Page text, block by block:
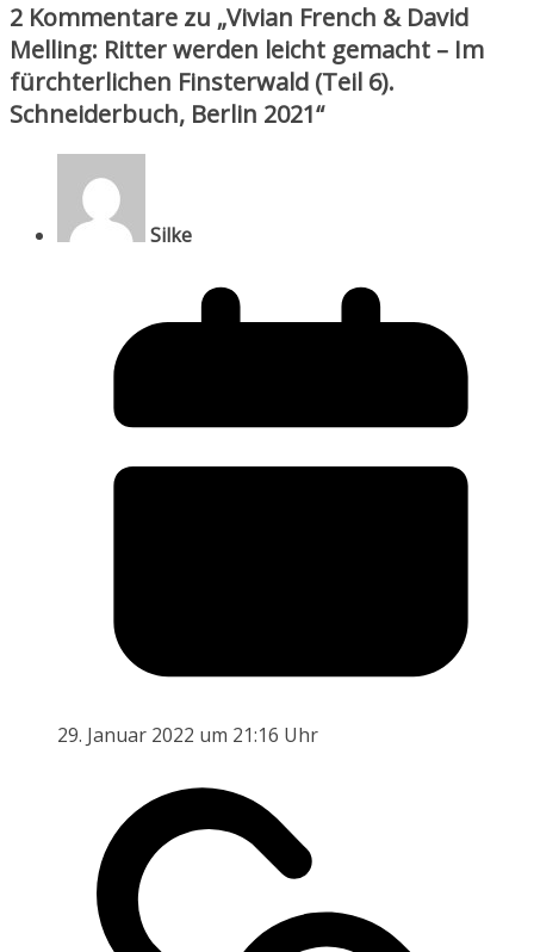
2 Kommentare zu „Vivian French & David
Melling: Ritter werden leicht gemacht – Im
fürchterlichen Finsterwald (Teil 6).
Schneiderbuch, Berlin 2021“
Silke
29. Januar 2022 um 21:16 Uhr